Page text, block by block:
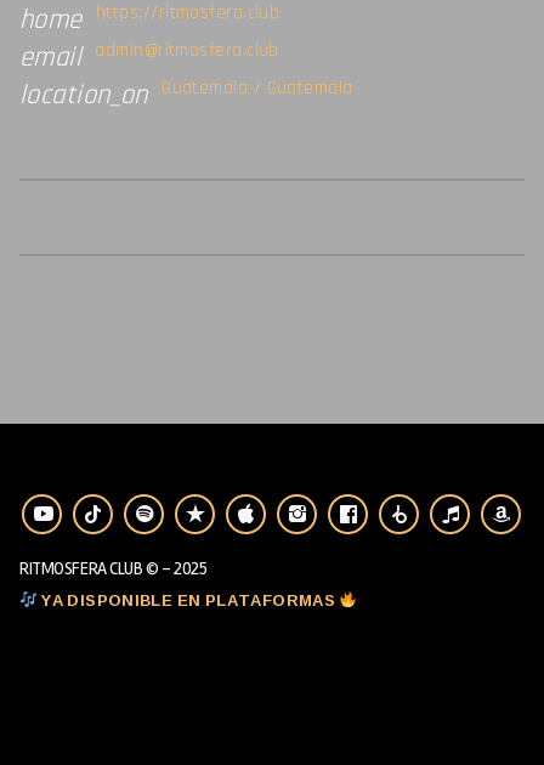
home https://ritmosfera.club
email admin@ritmosfera.club
location_on Guatemala / Guatemala
RITMOSFERA CLUB © - 2025
YA DISPONIBLE EN PLATAFORMAS